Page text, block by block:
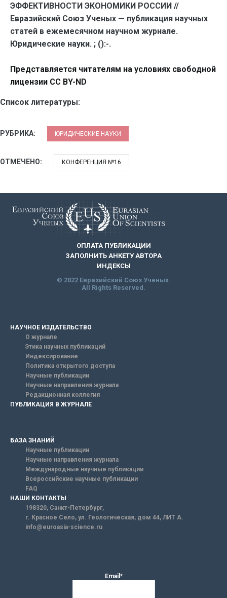
ЭФФЕКТИВНОСТИ ЭКОНОМИКИ РОССИИ //
Евразийский Союз Ученых — публикация научных
статей в ежемесячном научном журнале.
Юридические науки. ; ():-.
Представляется читателям на условиях свободной
лицензии CC BY-ND
Список литературы:
РУБРИКА: ЮРИДИЧЕСКИЕ НАУКИ
ОТМЕЧЕНО: КОНФЕРЕНЦИЯ №16
ОПЛАТА ПУБЛИКАЦИИ
ЗАПОЛНИТЬ АНКЕТУ АВТОРА
ИНДЕКСЫ
© 2022 Евразийский Союз Ученых.
All Rights Reserved.
НАУЧНОЕ ИЗДАТЕЛЬСТВО
О журнале
Этика научных публикаций
Индексирование
Политика открытого доступа
Научные публикации
Научные направления журнала
Редакционная коллегия
ПУБЛИКАЦИЯ В ЖУРНАЛЕ
БАЗА ЗНАНИЙ
Научные публикации
Научные направления журнала
Международные научные публикации
Всероссийские научные публикации
FAQ
НАШИ КОНТАКТЫ
198320, Санкт-Петербург,
г. Красное Село, ул. Геологическая, дом 44, ЛИТ А.
info@euroasia-science.ru
Email*